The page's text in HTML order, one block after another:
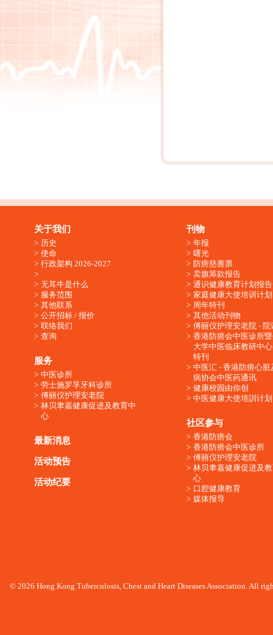
关于我们
历史
使命
行政架构 2026-2027
无耳牛是什么
服务范围
其他联系
公开招标 / 报价
联络我们
查询
服务
中医诊所
劳士施罗孚牙科诊所
傅丽仪护理安老院
林贝聿嘉健康促进及教育中
心
最新消息
活动预告
活动纪要
刊物
年报
曙光
防痨慈善票
卖旗筹款报告
通识健康教育计划报告
家庭健康大使培训计划
周年特刊
其他活动刊物
傅丽仪护理安老院 - 院
香港防痨会中医诊所
大学中医临床教研中
特刊
中医汇 - 香港防痨心脏
病协会中医药通讯
健康校园由你创
中医健康大使培訓计划
社区参与
香港防痨会
香港防痨会中医诊所
傅丽仪护理安老院
林贝聿嘉健康促进及
心
口腔健康教育
媒体报导
© 2026 Hong Kong Tuberculosis, Chest and Heart Diseases Association. All